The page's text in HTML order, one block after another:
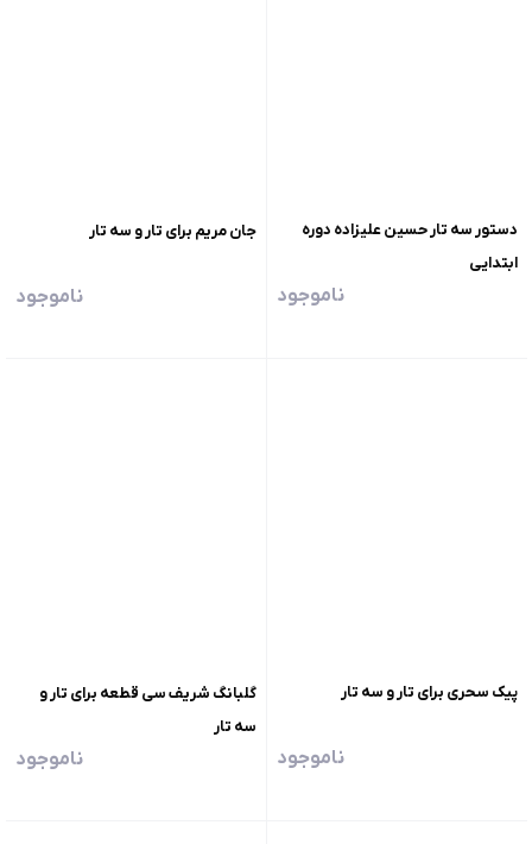
دستور سه تار حسین علیزاده دوره
ابتدایی
ناموجود
جان مریم برای تار و سه تار
ناموجود
پیک سحری برای تار و سه تار
ناموجود
گلبانگ شریف سی قطعه برای تار و
سه تار
ناموجود